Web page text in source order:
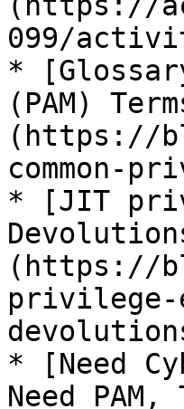
099/
*
(PAM)
(https://
common-
* [JIT
(https://
privilege-
* [Need
Need PAM,